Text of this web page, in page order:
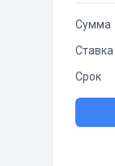
Сумма
Ставка
Срок